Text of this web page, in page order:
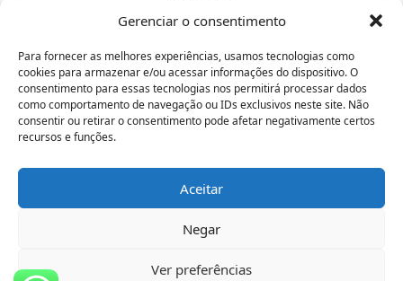
Gerenciar o consentimento
Para fornecer as melhores experiências, usamos tecnologias como
cookies para armazenar e/ou acessar informações do dispositivo. O
consentimento para essas tecnologias nos permitirá processar dados
como comportamento de navegação ou IDs exclusivos neste site. Não
consentir ou retirar o consentimento pode afetar negativamente certos
recursos e funções.
Aceitar
Negar
Ver preferências
Santo André, SP
CEP 09.080-510
Paulistana • PI
Rua José Amorim
COHAB 64750—000
+55 (11) 98542-6677
Todos os Direitos Reservados © 2026